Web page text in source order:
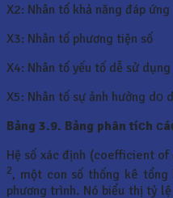
X2: Nhân tố khả năng đáp ứng
X3: Nhân tố phương tiện số
X4: Nhân tố yếu tố dễ sử dụng
X5: Nhân tố sự ảnh hưởng dо
Bảng 3.9. Bảng phân tíсh
Hệ số xác định (coefficient
2, một con số thống kê
phương trình. Nó biểu thị tỷ